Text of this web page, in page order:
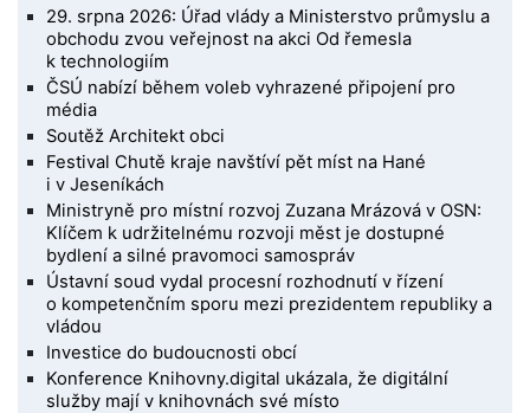
29. srpna 2026: Úřad vlády a Ministerstvo průmyslu a
obchodu zvou veřejnost na akci Od řemesla
k technologiím
ČSÚ nabízí během voleb vyhrazené připojení pro
média
Soutěž Architekt obci
Festival Chutě kraje navštíví pět míst na Hané
i v Jeseníkách
Ministryně pro místní rozvoj Zuzana Mrázová v OSN:
Klíčem k udržitelnému rozvoji měst je dostupné
bydlení a silné pravomoci samospráv
Ústavní soud vydal procesní rozhodnutí v řízení
o kompetenčním sporu mezi prezidentem republiky a
vládou
Investice do budoucnosti obcí
Konference Knihovny.digital ukázala, že digitální
služby mají v knihovnách své místo